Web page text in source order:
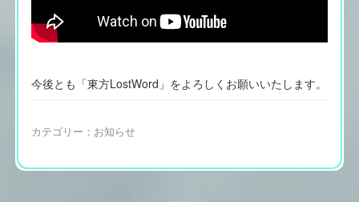
今後とも「東方LostWord」をよろしくお願いいたします。
カテゴリー： お知らせ